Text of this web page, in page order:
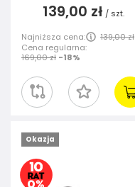
139,00 zł / szt.
Najniższa cena:
139,00 zł
Cena regularna:
169,00 zł -18%
Okazja